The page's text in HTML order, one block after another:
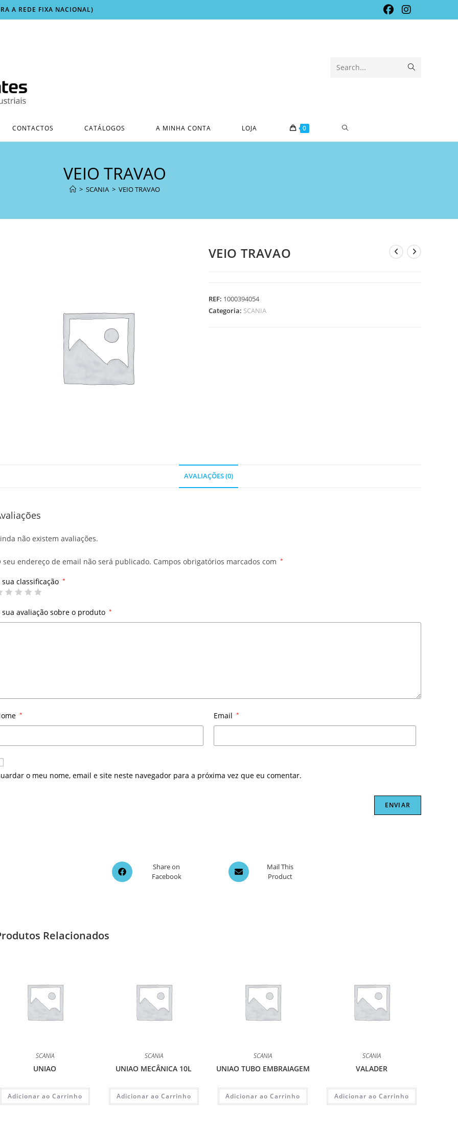
A REDE FIXA NACIONAL)
Search...
CONTACTOS CATÁLOGOS A MINHA CONTA LOJA 0 TOGGLE
VEIO TRAVAO
> SCANIA > VEIO TRAVAO
VEIO TRAVAO
REF: 1000394054
Categoria: SCANIA
AVALIAÇÕES (0)
não existem avaliações.
seu endereço de email não será publicado. Campos obrigatórios marcados com *
sua classificação *
sua avaliação sobre o produto *
* Email *
o meu nome, email e site neste navegador para a próxima vez que eu comentar.
Opens
in
Share on
Facebook
Opens
in
Mail This
Product
Relacionados
SCANIA
UNIAO
Adicionar ao Carrinho
SCANIA
UNIAO MECÂNICA 10L
Adicionar ao Carrinho
SCANIA
UNIAO TUBO EMBRAIAGEM
Adicionar ao Carrinho
SCANIA
VALADER
Adicionar ao Carrinho